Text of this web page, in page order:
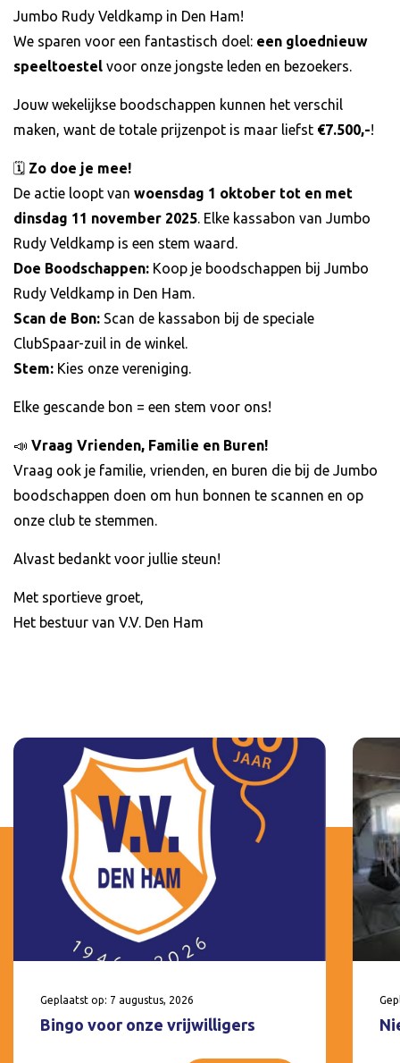
Jumbo Rudy Veldkamp in Den Ham!
​We sparen voor een fantastisch doel: een gloednieuw
speeltoestel voor onze jongste leden en bezoekers.
​Jouw wekelijkse boodschappen kunnen het verschil
maken, want de totale prijzenpot is maar liefst €7.500,-!
​🗓️ Zo doe je mee!
​De actie loopt van woensdag 1 oktober tot en met
dinsdag 11 november 2025. Elke kassabon van Jumbo
Rudy Veldkamp is een stem waard.
​Doe Boodschappen: Koop je boodschappen bij Jumbo
Rudy Veldkamp in Den Ham.
​Scan de Bon: Scan de kassabon bij de speciale
ClubSpaar-zuil in de winkel.
​Stem: Kies onze vereniging.
​Elke gescande bon = een stem voor ons!
​📣 Vraag Vrienden, Familie en Buren!
​Vraag ook je familie, vrienden, en buren die bij de Jumbo
boodschappen doen om hun bonnen te scannen en op
onze club te stemmen.
​Alvast bedankt voor jullie steun!
​Met sportieve groet,
​Het bestuur van V.V. Den Ham
Geplaatst op: 7 augustus, 2026
Bingo voor onze vrijwilligers